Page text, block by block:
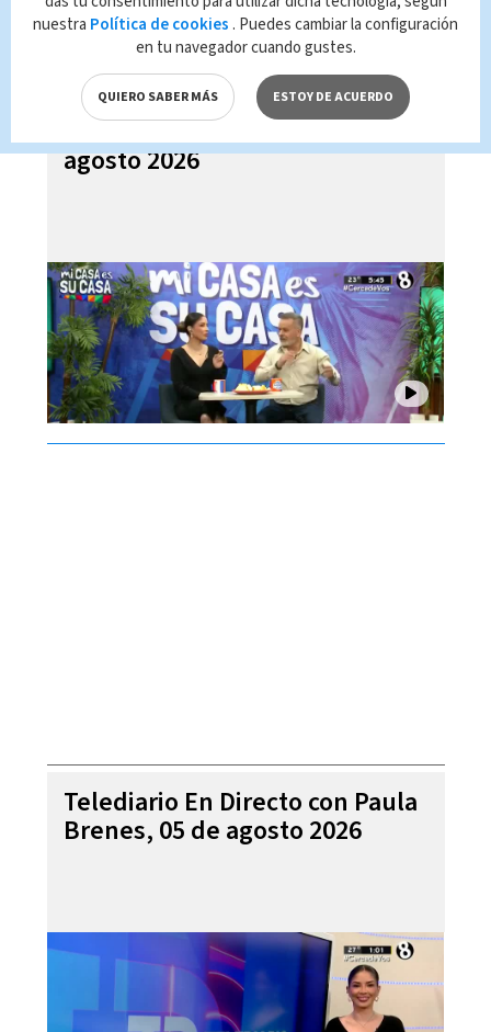
Mi Casa es su Casa, 05 de
agosto 2026
Telediario En Directo con Paula
Brenes, 05 de agosto 2026
nuestra Política de cookies . Puedes cambiar la configuración
en tu navegador cuando gustes.
QUIERO SABER MÁS ESTOY DE ACUERDO